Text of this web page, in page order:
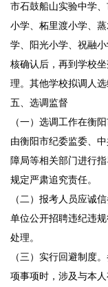
市石鼓船山实验中学
小学、柘里渡小学、
学、阳光小学、祝融
核确认后，再到学校
理。其他学校拟调人
五、选调监督
（一）选调工作在衡
由衡阳市纪委监委、
障局等相关部门进行
规定严肃追究责任。
（二）报考人员应诚
单位公开招聘违纪违
处理。
（三）实行回避制度
项事项时，涉及与本